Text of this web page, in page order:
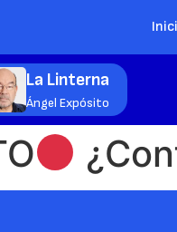
La Linterna
Ángel Expósito